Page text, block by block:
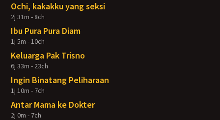
Ochi, kakakku yang seksi
2j 31m - 8ch
Ibu Pura Pura Diam
1j 5m - 10ch
Keluarga Pak Trisno
6j 33m - 23ch
Ingin Binatang Peliharaan
1j 10m - 7ch
Antar Mama ke Dokter
2j 0m - 7ch